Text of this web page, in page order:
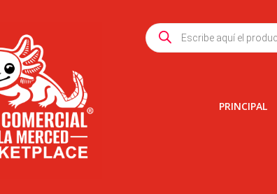
Products
search
PRINCIPAL